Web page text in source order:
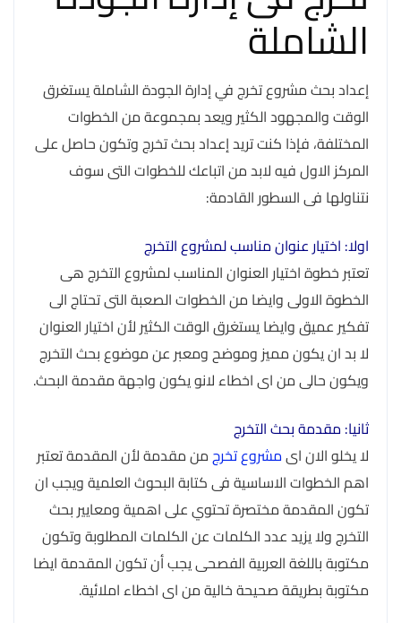
الشاملة
إعداد بحث مشروع تخرج في إدارة الجودة الشاملة يستغرق
الوقت والمجهود الكثير ويعد بمجموعة من الخطوات
المختلفة، فإذا كنت تريد إعداد بحث تخرج وتكون حاصل على
المركز الاول فيه لابد من اتباعك للخطوات التى سوف
نتناولها فى السطور القادمة:
اولا: اختيار عنوان مناسب لمشروع التخرج
تعتبر خطوة اختيار العنوان المناسب لمشروع التخرج هى
الخطوة الاولى وايضا من الخطوات الصعبة التى تحتاج الى
تفكير عميق وايضا يستغرق الوقت الكثير لأن اختيار العنوان
لا بد ان يكون مميز وموضح ومعبر عن موضوع بحث التخرج
ويكون حالى من اى اخطاء لانو يكون واجهة مقدمة البحث.
ثانيا: مقدمة بحث التخرج
لا يخلو الان اىمشروع تخرجمن مقدمة لأن المقدمة تعتبر
اهم الخطوات الاساسية فى كتابة البحوث العلمية ويجب ان
تكون المقدمة مختصرة تحتوي على اهمية ومعايير بحث
التخرج ولا يزيد عدد الكلمات عن الكلمات المطلوبة وتكون
مكتوبة باللغة العربية الفصحى يجب أن تكون المقدمة ايضا
مكتوبة بطريقة صحيحة خالية من اى اخطاء املائية.